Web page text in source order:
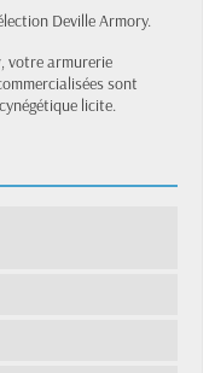
Deville Armory.
, votre armurerie
sont
licite.